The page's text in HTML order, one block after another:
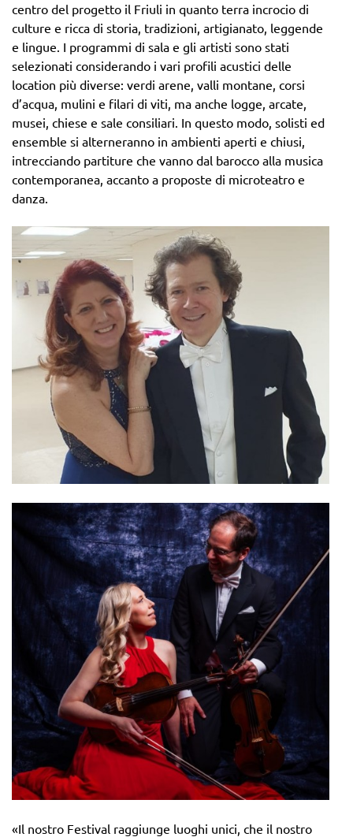
centro del progetto il Friuli in quanto terra incrocio di
culture e ricca di storia, tradizioni, artigianato, leggende
e lingue. I programmi di sala e gli artisti sono stati
selezionati considerando i vari profili acustici delle
location più diverse: verdi arene, valli montane, corsi
d’acqua, mulini e filari di viti, ma anche logge, arcate,
musei, chiese e sale consiliari. In questo modo, solisti ed
ensemble si alterneranno in ambienti aperti e chiusi,
intrecciando partiture che vanno dal barocco alla musica
contemporanea, accanto a proposte di microteatro e
danza.
«Il nostro Festival raggiunge luoghi unici, che il nostro